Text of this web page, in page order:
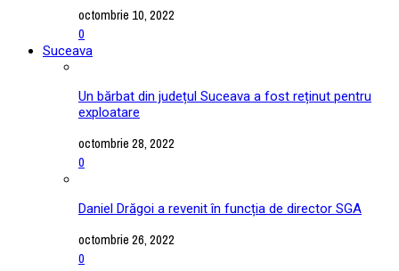
octombrie 10, 2022
0
Suceava
Un bărbat din județul Suceava a fost reținut pentru
exploatare
octombrie 28, 2022
0
Daniel Drăgoi a revenit în funcția de director SGA
octombrie 26, 2022
0